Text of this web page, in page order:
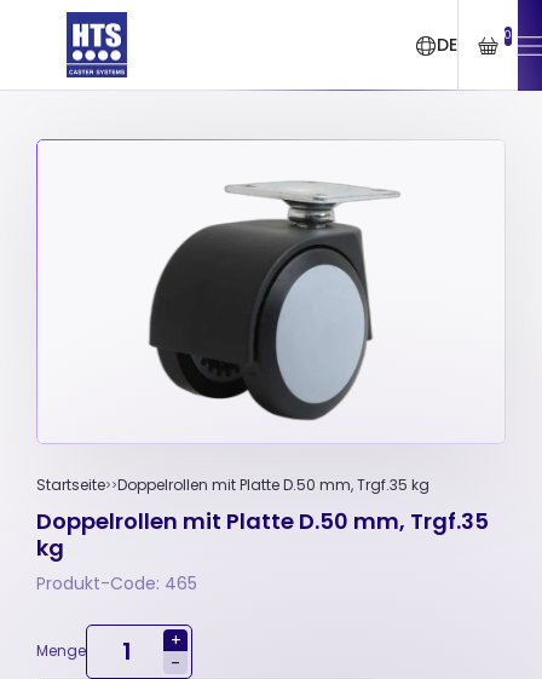
DE 0
Startseite Doppelrollen mit Platte D.50 mm, Trgf.35 kg
Doppelrollen mit Platte D.50 mm, Trgf.35
kg
Produkt-Code: 465
Menge
+
-